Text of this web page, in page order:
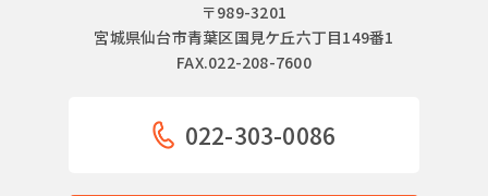
〒989-3201
宮城県仙台市青葉区国見ケ丘六丁目149番1
FAX.022-208-7600
022-303-0086